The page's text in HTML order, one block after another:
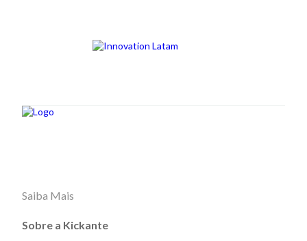
Saiba Mais
Sobre a Kickante